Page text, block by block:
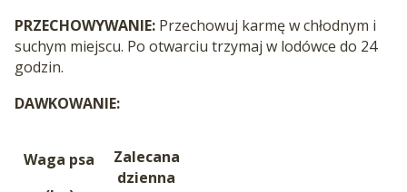
PRZECHOWYWANIE: Przechowuj karmę w chłodnym i
suchym miejscu. Po otwarciu trzymaj w lodówce do 24
godzin.
DAWKOWANIE:
Waga psa
Zalecana
dzienna